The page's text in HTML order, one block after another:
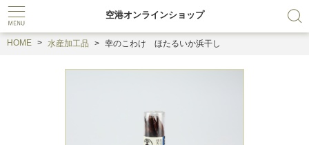
空港オンラインショップ
HOME 水産加工品 幸のこわけ ほたるいか浜干し